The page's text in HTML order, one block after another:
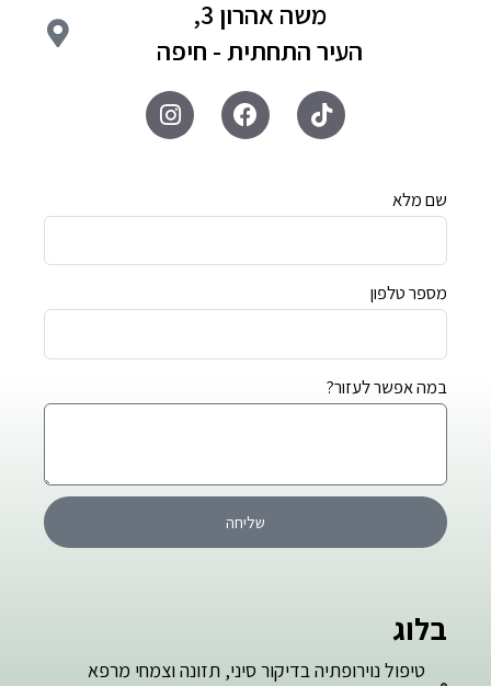
בלוג
טיפול נוירופתיה בדיקור סיני, תזונה וצמחי מרפא
שם מלא
מספר טלפון
במה אפשר לעזור?
שליחה
משה אהרון 3,
העיר התחתית - חיפה